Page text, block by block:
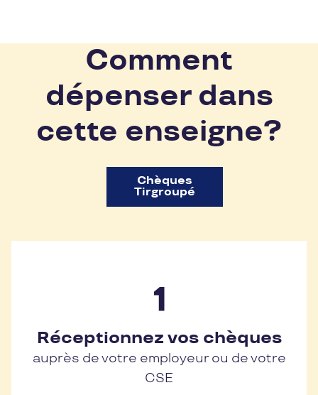
Comment
dépenser dans
cette enseigne?
Chèques
Tirgroupé
Réceptionnez vos chèques
auprès de votre employeur ou de votre
CSE